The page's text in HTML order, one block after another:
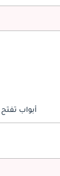
أبواب